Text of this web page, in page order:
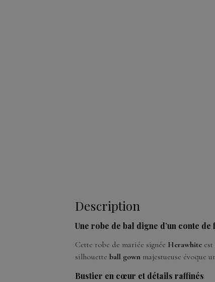
Description
Une robe de bal digne d’un conte de
Cette robe de mariée signée Herawhite
silhouetteball gown majestueuse évoque
Bustier en cœur et détails raffinés